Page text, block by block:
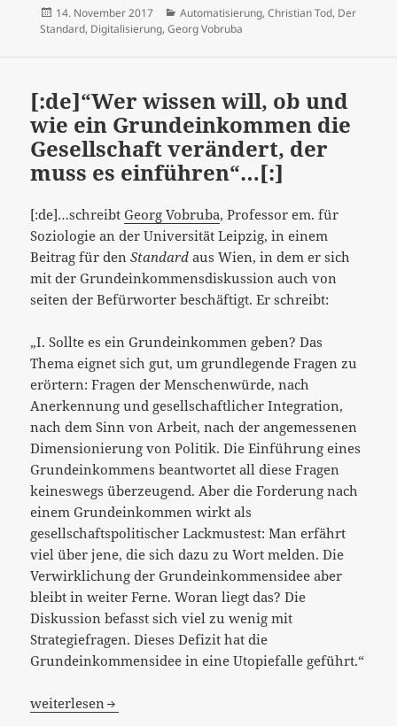
Veröffentlicht
am
14. November 2017 Kategorien
Automatisierung, Christian Tod, Der
Standard, Digitalisierung, Georg Vobruba
[:de]“Wer wissen will, ob und
wie ein Grundeinkommen die
Gesellschaft verändert, der
muss es einführen“…[:]
[:de]…schreibtGeorg Vobruba, Professor em. für
Soziologie an der Universität Leipzig, in einem
Beitrag für denStandard aus Wien, in dem er sich
mit der Grundeinkommensdiskussion auch von
seiten der Befürworter beschäftigt. Er schreibt:
„I. Sollte es ein Grundeinkommen geben? Das
Thema eignet sich gut, um grundlegende Fragen zu
erörtern: Fragen der Menschenwürde, nach
Anerkennung und gesellschaftlicher Integration,
nach dem Sinn von Arbeit, nach der angemessenen
Dimensionierung von Politik. Die Einführung eines
Grundeinkommens beantwortet all diese Fragen
keineswegs überzeugend. Aber die Forderung nach
einem Grundeinkommen wirkt als
gesellschaftspolitischer Lackmustest: Man erfährt
viel über jene, die sich dazu zu Wort melden. Die
Verwirklichung der Grundeinkommensidee aber
bleibt in weiter Ferne. Woran liegt das? Die
Diskussion befasst sich viel zu wenig mit
Strategiefragen. Dieses Defizit hat die
Grundeinkommensidee in eine Utopiefalle geführt.“
[:de]“Wer wissen will, ob und wie ein
weiterlesen